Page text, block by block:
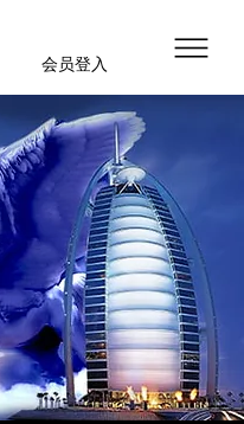
会员登入